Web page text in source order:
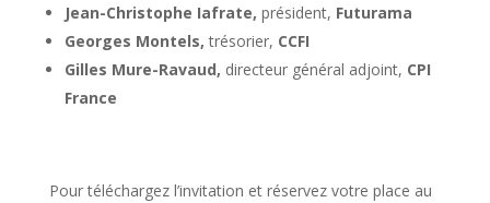
Jean-Christophe Iafrate, président, Futurama
Georges Montels, trésorier, CCFI
Gilles Mure-Ravaud, directeur général adjoint, CPI
France
Pour téléchargez l’invitation et réservez votre place au